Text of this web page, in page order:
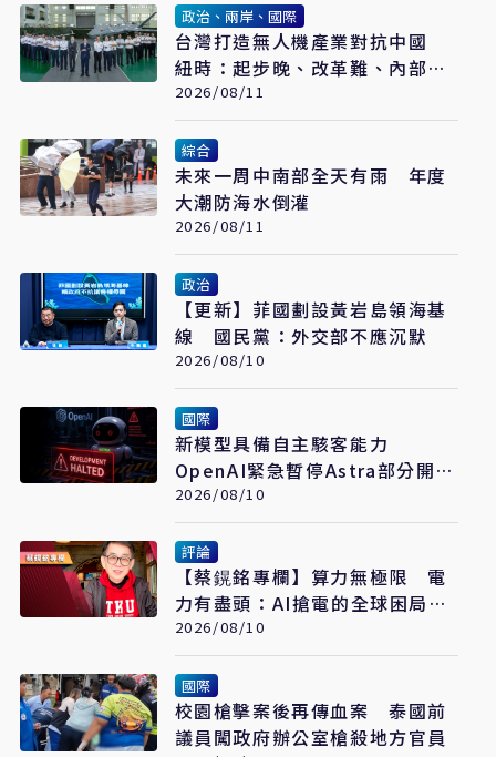
政治、兩岸、國際
台灣打造無人機產業對抗中國
紐時：起步晚、改革難、內部分
歧成阻力
2026/08/11
綜合
未來一周中南部全天有雨 年度
大潮防海水倒灌
2026/08/11
政治
【更新】菲國劃設黃岩島領海基
線 國民黨：外交部不應沉默
2026/08/10
國際
新模型具備自主駭客能力
OpenAI緊急暫停Astra部分開發
工作
2026/08/10
評論
【蔡鎤銘專欄】算力無極限 電
力有盡頭：AI搶電的全球困局與
突圍
2026/08/10
國際
校園槍擊案後再傳血案 泰國前
議員闖政府辦公室槍殺地方官員